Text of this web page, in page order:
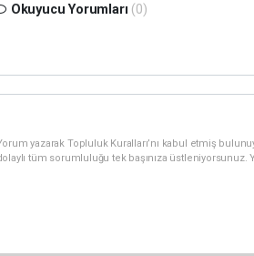
Okuyucu Yorumları (0)
yazarak Topluluk Kuralları’nı kabul etmiş
tüm sorumluluğu tek başınıza